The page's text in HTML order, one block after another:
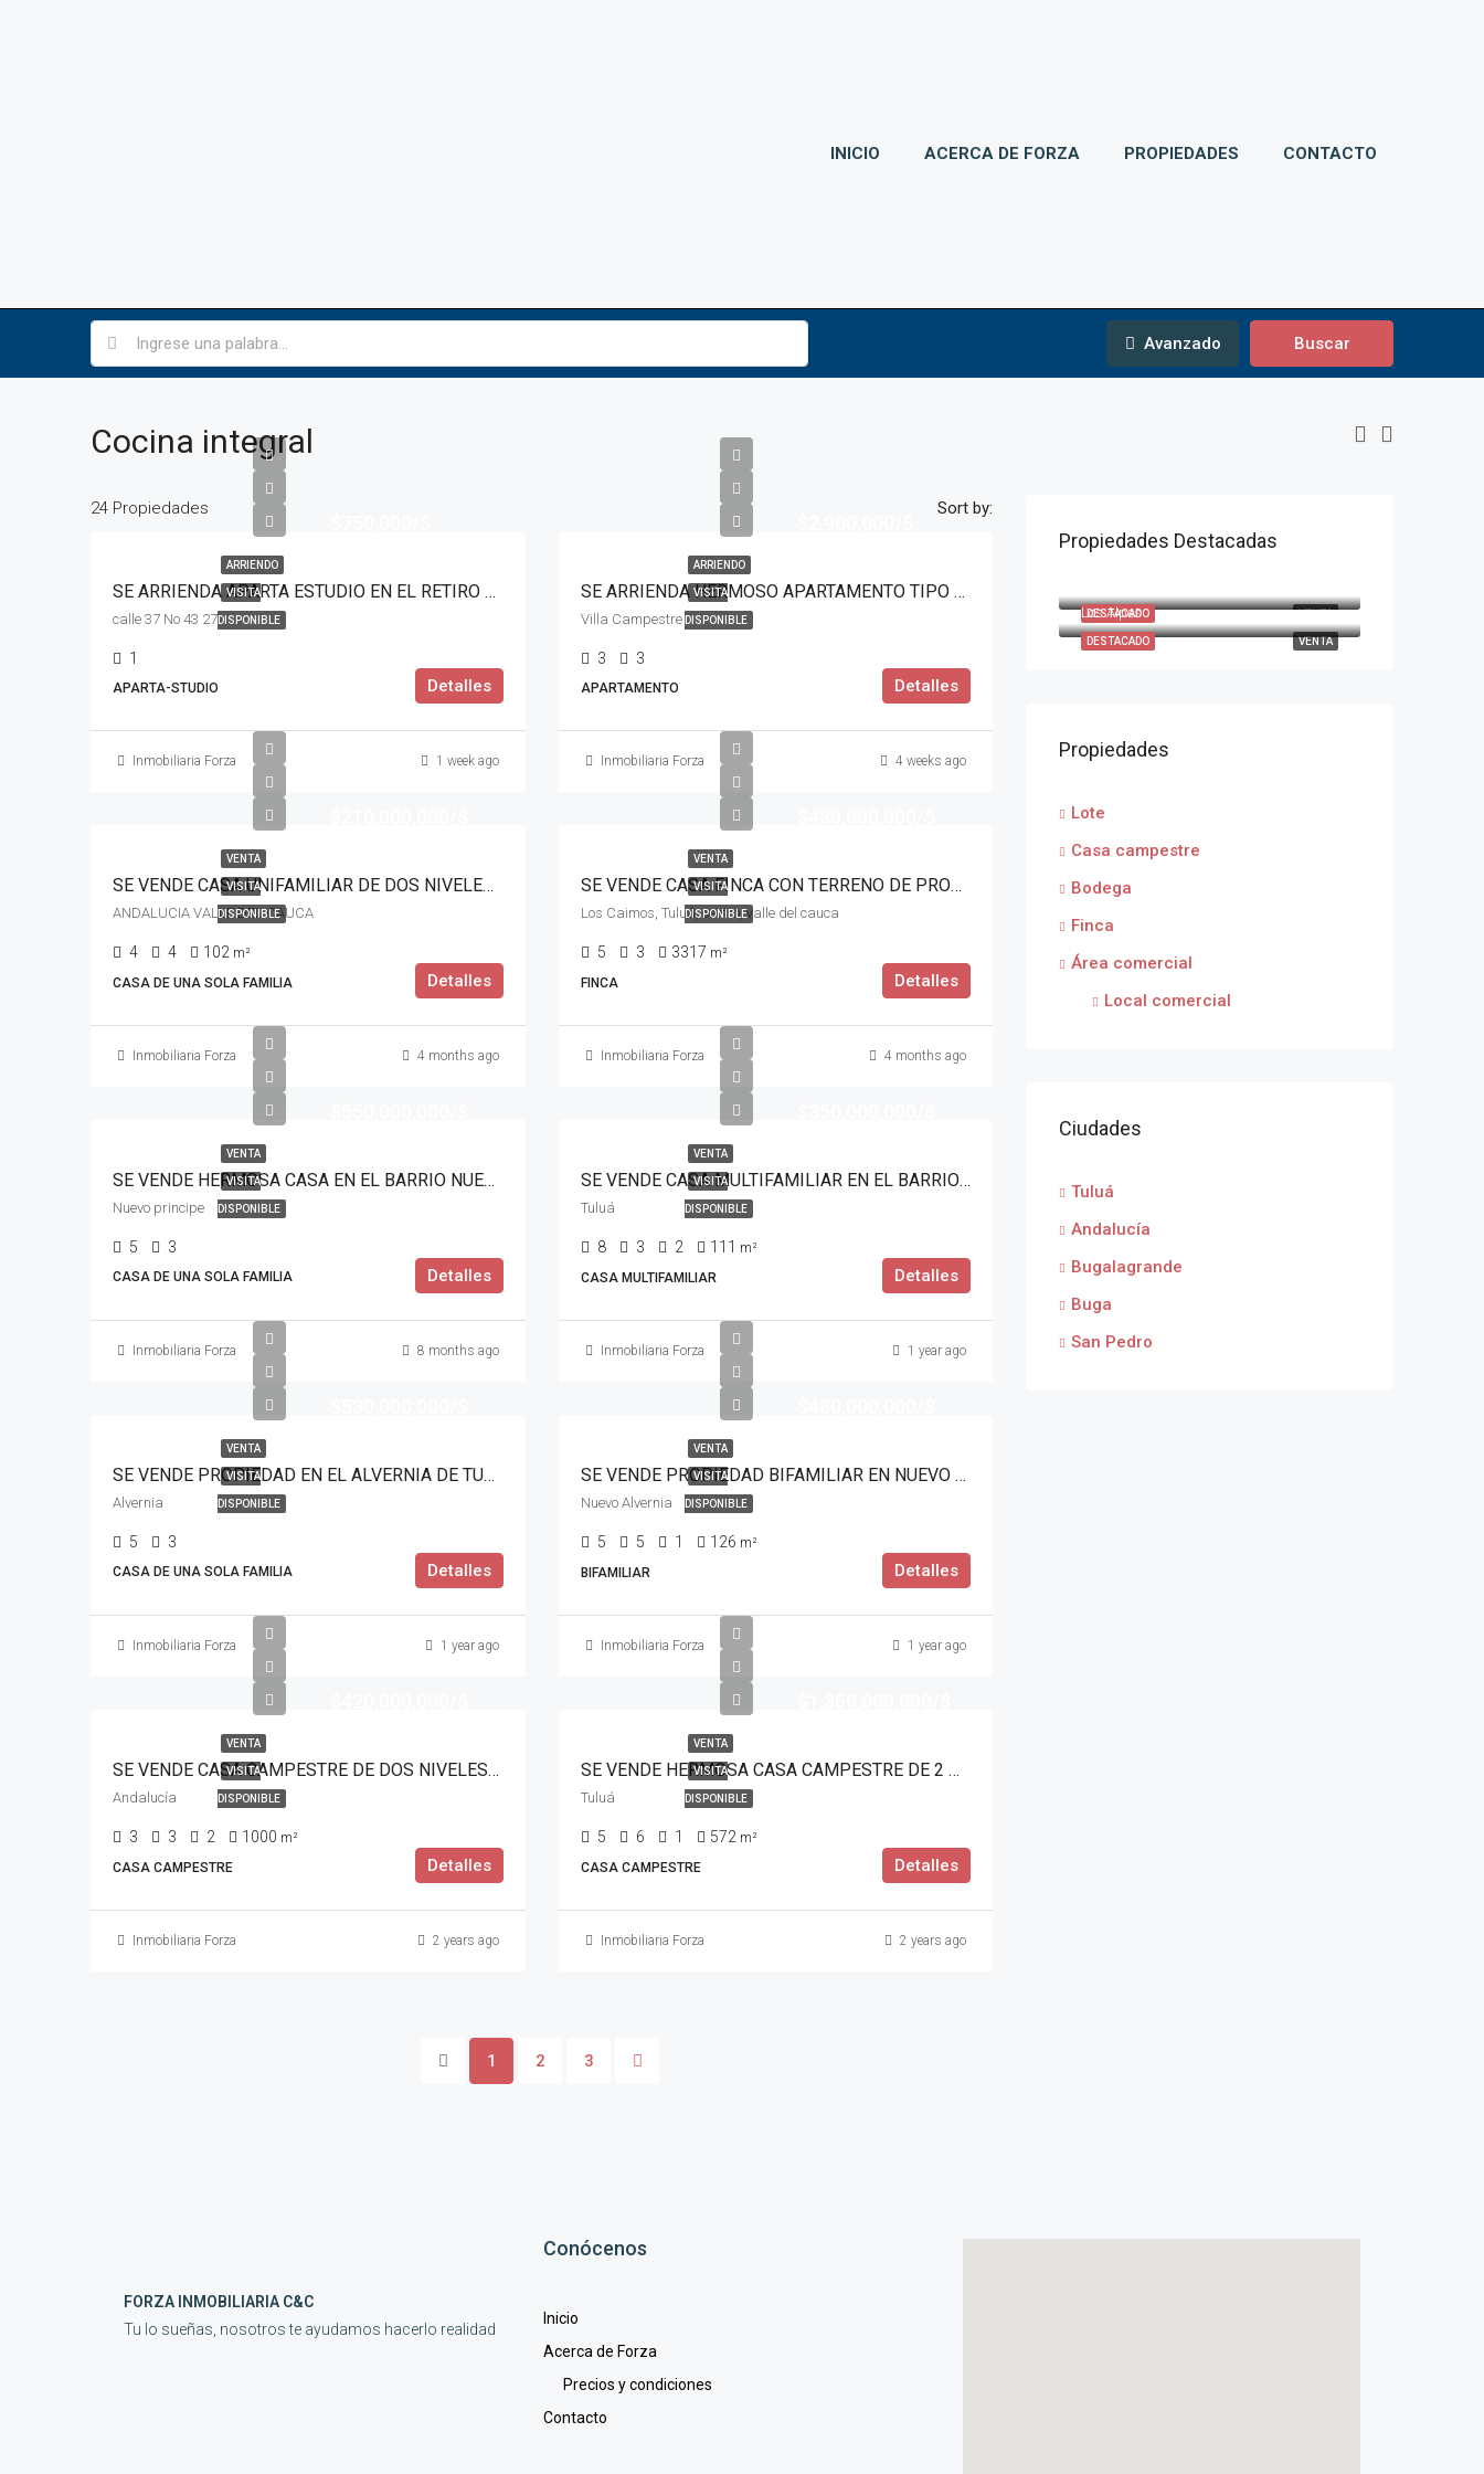
INICIO ACERCA DE FORZA PROPIEDADES CONTACTO
Avanzado Buscar
Cocina integral
24 Propiedades Sort by:
ARRIENDO
VISITA
DISPONIBLE
SE ARRIENDA APARTA ESTUDIO EN EL RETIRO TULUA VALLE
calle 37 No 43 27
1
APARTA-STUDIO Detalles
Inmobiliaria Forza 1 week ago
ARRIENDO
VISITA
DISPONIBLE
SE ARRIENDA HERMOSO APARTAMENTO TIPO PENTHOUSE PARA ESTRENAR
Villa Campestre
3 3
APARTAMENTO Detalles
Inmobiliaria Forza 4 weeks ago
VENTA
VISITA
DISPONIBLE
SE VENDE CASA UNIFAMILIAR DE DOS NIVELES EN ANDALUCIA VALLE
ANDALUCIA VALLE DEL CAUCA
4 4 102 m²
CASA DE UNA SOLA FAMILIA
Detalles
Inmobiliaria Forza 4 months ago
VENTA
VISITA
DISPONIBLE
SE VENDE CASA FINCA CON TERRENO DE PRODUCCIÓN
Los Caimos, Tuluá, centro, valle del cauca
5 3 3317 m²
FINCA
Detalles
Inmobiliaria Forza 4 months ago
VENTA
VISITA
DISPONIBLE
SE VENDE HERMOSA CASA EN EL BARRIO NUEVO PRINCIPE
Nuevo principe
5 3
CASA DE UNA SOLA FAMILIA Detalles
Inmobiliaria Forza 8 months ago
VENTA
VISITA
DISPONIBLE
SE VENDE CASA MULTIFAMILIAR EN EL BARRIO EL DESCANSO
Tuluá
8 3 2 111 m²
CASA MULTIFAMILIAR
Detalles
Inmobiliaria Forza 1 year ago
VENTA
VISITA
DISPONIBLE
SE VENDE PROPIEDAD EN EL ALVERNIA DE TULUÁ
Alvernia
5 3
CASA DE UNA SOLA FAMILIA Detalles
Inmobiliaria Forza 1 year ago
VENTA
VISITA
DISPONIBLE
SE VENDE PROPIEDAD BIFAMILIAR EN NUEVO ALVERNIA
Nuevo Alvernia
5 5 1 126 m²
BIFAMILIAR
Detalles
Inmobiliaria Forza 1 year ago
VENTA
VISITA
DISPONIBLE
SE VENDE CASA CAMPESTRE DE DOS NIVELES EN ZABALETA ANDALUCÍA
Andalucía
3 3 2 1000 m²
CASA CAMPESTRE
Detalles
Inmobiliaria Forza 2 years ago
VENTA
VISITA
DISPONIBLE
SE VENDE HERMOSA CASA CAMPESTRE DE 2 NIVELES
Tuluá
5 6 1 572 m²
CASA CAMPESTRE
Detalles
Inmobiliaria Forza 2 years ago
1 2 3
Propiedades Destacadas
VENTA
DESTACADO
VENTA
DESTACADO
Los Alpes
Propiedades
Lote
Casa campestre
Bodega
Finca
Área comercial
Local comercial
Ciudades
Tuluá
Andalucía
Bugalagrande
Buga
San Pedro
FORZA INMOBILIARIA C&C
Tu lo sueñas, nosotros te ayudamos hacerlo realidad
Conócenos
Inicio
Acerca de Forza
Precios y condiciones
Contacto